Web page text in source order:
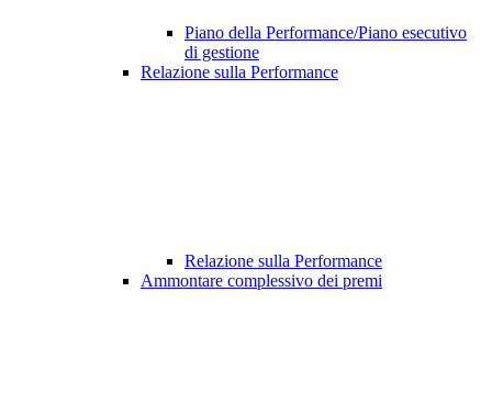
Piano della Performance/Piano esecutivo
di gestione
Relazione sulla Performance
Relazione sulla Performance
Ammontare complessivo dei premi